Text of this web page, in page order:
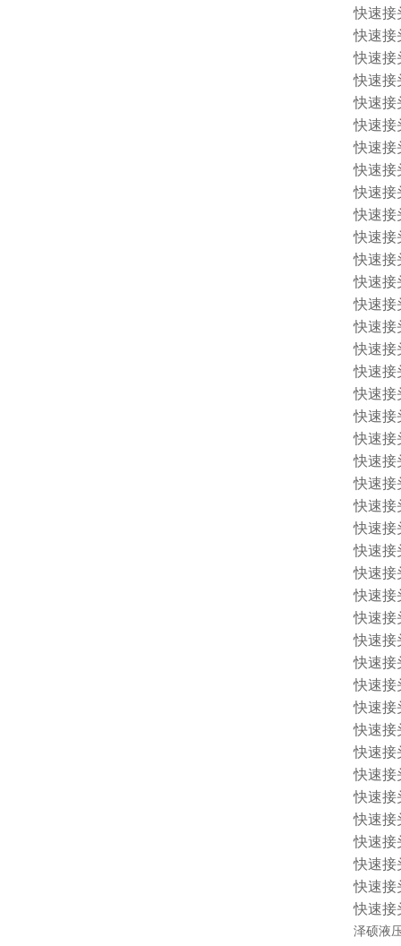
快速接
快速接
快速接
快速接
快速接
快速接
快速接
快速接
快速接
快速接
快速接
快速接
快速接
快速接
快速接
快速接
快速接
快速接
快速接
快速接
快速接
快速接
快速接
快速接
快速接
快速接
快速接
快速接
快速接
快速接
快速接
快速接
快速接
快速接
快速接
快速接
快速接
快速接
快速接
快速接
快速接
泽硕液